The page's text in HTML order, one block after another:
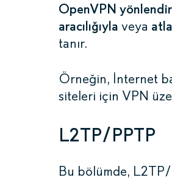
OpenVPN
aracılığıyla veya
tanır.
Örneğin, İnternet
siteleri için VPN
L2TP/PPTP
Bu bölümde,